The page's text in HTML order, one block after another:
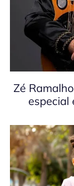
Zé
especial